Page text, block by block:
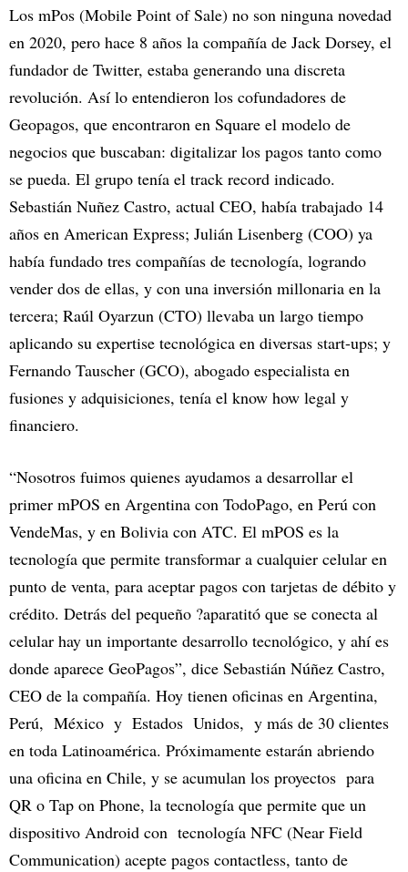
Los mPos (Mobile Point of Sale) no son ninguna novedad
en 2020, pero hace 8 años la compañía de Jack Dorsey, el
fundador de Twitter, estaba generando una discreta
revolución. Así lo entendieron los cofundadores de
Geopagos, que encontraron en Square el modelo de
negocios que buscaban: digitalizar los pagos tanto como
se pueda. El grupo tenía el track record indicado.
Sebastián Nuñez Castro, actual CEO, había trabajado 14
años en American Express; Julián Lisenberg (COO) ya
había fundado tres compañías de tecnología, logrando
vender dos de ellas, y con una inversión millonaria en la
tercera; Raúl Oyarzun (CTO) llevaba un largo tiempo
aplicando su expertise tecnológica en diversas start-ups; y
Fernando Tauscher (GCO), abogado especialista en
fusiones y adquisiciones, tenía el know how legal y
financiero.
“Nosotros fuimos quienes ayudamos a desarrollar el
primer mPOS en Argentina con TodoPago, en Perú con
VendeMas, y en Bolivia con ATC. El mPOS es la
tecnología que permite transformar a cualquier celular en
punto de venta, para aceptar pagos con tarjetas de débito y
crédito. Detrás del pequeño ?aparatitó que se conecta al
celular hay un importante desarrollo tecnológico, y ahí es
donde aparece GeoPagos”, dice Sebastián Núñez Castro,
CEO de la compañía. Hoy tienen oficinas en Argentina,
Perú, México y Estados Unidos, y más de 30 clientes
en toda Latinoamérica. Próximamente estarán abriendo
una oficina en Chile, y se acumulan los proyectos para
QR o Tap on Phone, la tecnología que permite que un
dispositivo Android con tecnología NFC (Near Field
Communication) acepte pagos contactless, tanto de